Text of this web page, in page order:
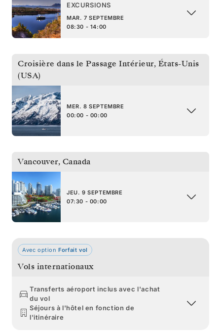
EXCURSIONS
MAR. 7 SEPTEMBRE
08:30 - 14:00
Croisière dans le Passage Intérieur, États-Unis
(USA)
MER. 8 SEPTEMBRE
00:00 - 00:00
Vancouver, Canada
JEU. 9 SEPTEMBRE
07:30 - 00:00
Avec option Forfait vol
Vols internationaux
Transferts aéroport inclus avec l'achat
du vol
Séjours à l'hôtel en fonction de
l'itinéraire